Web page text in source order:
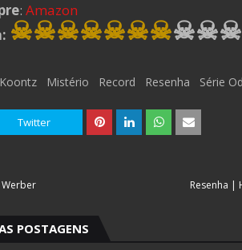
: Amazon
☠☠☠☠☠☠☠☠☠☠
Mistério Record Resenha Série
Twitter
Resenha |
POSTAGENS